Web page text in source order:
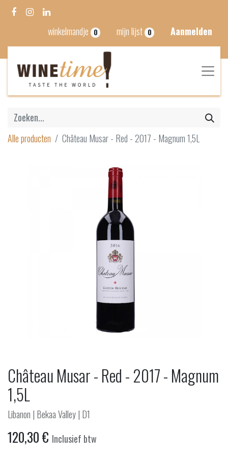
winkelmandje 0 mijn lijst 0 Aanmelden
Alle producten Château Musar - Red - 2017 - Magnum 1,5L
Château Musar - Red - 2017 - Magnum
1,5L
Libanon | Bekaa Valley | D1
120,30€ Inclusief btw